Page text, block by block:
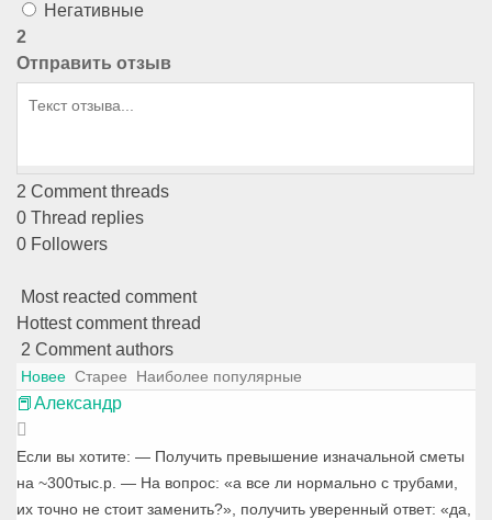
Негативные
2
Отправить отзыв
2 Comment threads
0 Thread replies
0 Followers
Most reacted comment
Hottest comment thread
2 Comment authors
Новее Старее Наиболее популярные
📕Александр
Если вы хотите: — Получить превышение изначальной сметы
на ~300тыс.р. — На вопрос: «а все ли нормально с трубами,
их точно не стоит заменить?», получить уверенный ответ: «да,